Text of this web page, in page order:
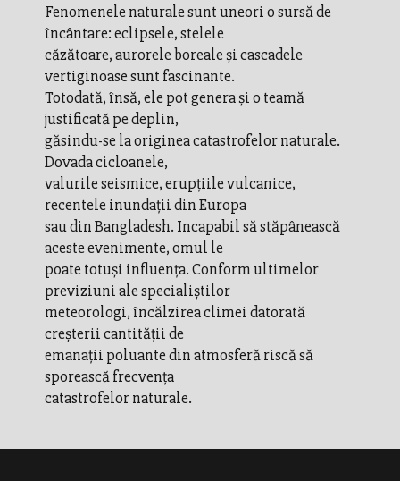
Fenomenele naturale sunt uneori o sursă de
încântare: eclipsele, stelele
căzătoare, aurorele boreale şi cascadele
vertiginoase sunt fascinante.
Totodată, însă, ele pot genera şi o teamă
justificată pe deplin,
găsindu-se la originea catastrofelor naturale.
Dovada cicloanele,
valurile seismice, erupţiile vulcanice,
recentele inundaţii din Europa
sau din Bangladesh. Incapabil să stăpânească
aceste evenimente, omul le
poate totuşi influenţa. Conform ultimelor
previziuni ale specialiştilor
meteorologi, încălzirea climei datorată
creşterii cantităţii de
emanaţii poluante din atmosferă riscă să
sporească frecvenţa
catastrofelor naturale.